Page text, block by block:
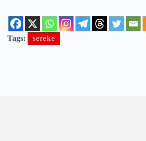
Tags: sereke